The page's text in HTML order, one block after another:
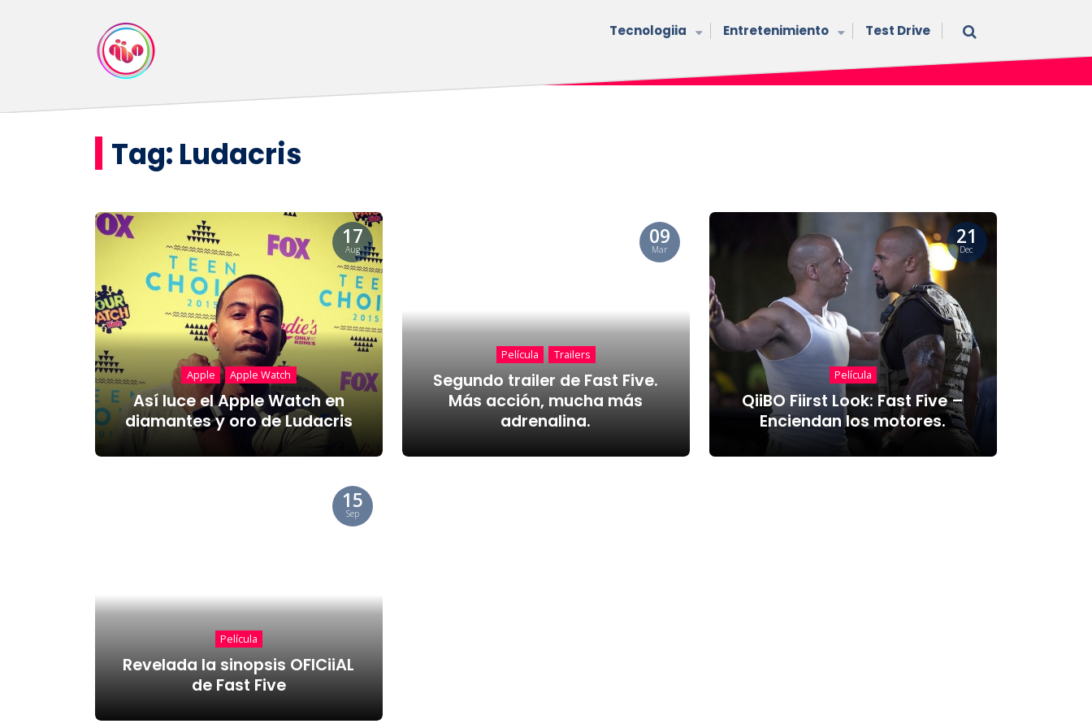
Tecnologiia Entretenimiento Test Drive
Tag: Ludacris
17
Aug
Apple Apple Watch
Así luce el Apple Watch en
diamantes y oro de Ludacris
09
Mar
Película Trailers
Segundo trailer de Fast Five.
Más acción, mucha más
adrenalina.
21
Dec
Película
QiiBO Fiirst Look: Fast Five –
Enciendan los motores.
15
Sep
Película
Revelada la sinopsis OFICiiAL
de Fast Five